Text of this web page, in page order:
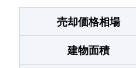
売却価格相場
建物面積